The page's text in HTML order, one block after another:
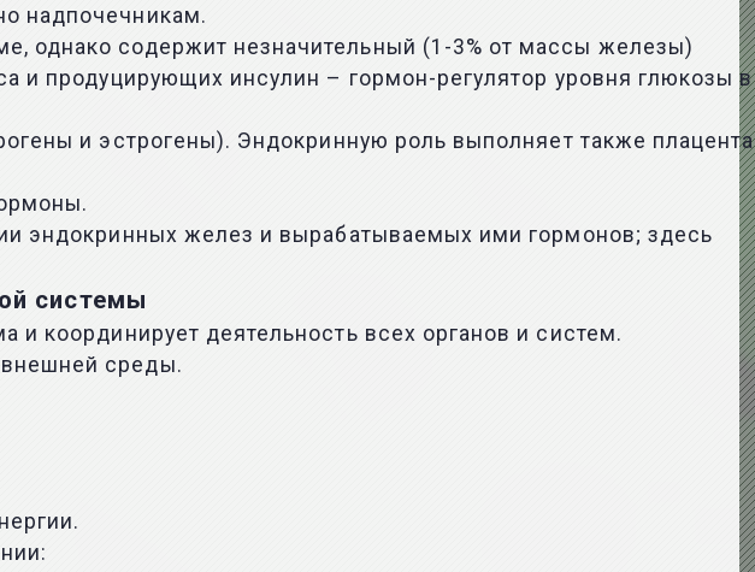
надпочечникам.
однако содержит незначительный (1-3% от массы железы)
и продуцирующих инсулин – гормон-регулятор уровня глюкозы в
и эстрогены). Эндокринную роль выполняет также плацента
эндокринных желез и вырабатываемых ими гормонов; здесь
системы
и координирует деятельность всех органов и систем.
среды.